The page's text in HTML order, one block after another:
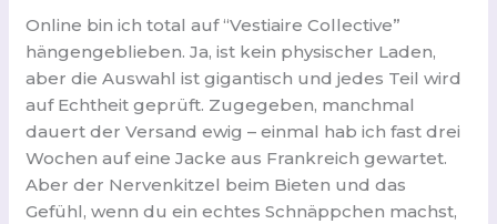
Online bin ich total auf “Vestiaire Collective”
hängengeblieben. Ja, ist kein physischer Laden,
aber die Auswahl ist gigantisch und jedes Teil wird
auf Echtheit geprüft. Zugegeben, manchmal
dauert der Versand ewig – einmal hab ich fast drei
Wochen auf eine Jacke aus Frankreich gewartet.
Aber der Nervenkitzel beim Bieten und das
Gefühl, wenn du ein echtes Schnäppchen machst,